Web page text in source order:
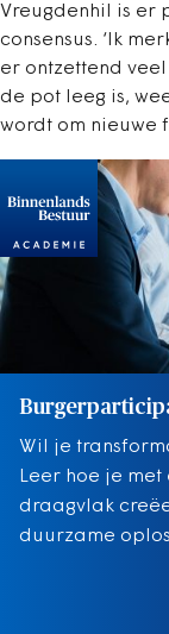
Vreugdenhil is er
consensus. ‘Ik
er ontzettend
de pot leeg is,
wordt om nieuwe
Wil je
Leer hoe je
draagvlak
duurzame